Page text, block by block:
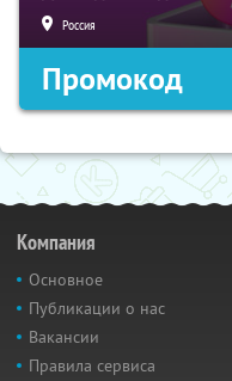
Россия
Промокод
Компания
Основное
Публикации о нас
Вакансии
Правила сервиса